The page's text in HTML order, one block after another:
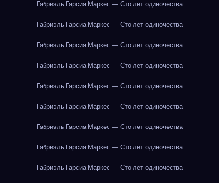
Габриэль Гарсиа Маркес — Сто лет одиночества
Габриэль Гарсиа Маркес — Сто лет одиночества
Габриэль Гарсиа Маркес — Сто лет одиночества
Габриэль Гарсиа Маркес — Сто лет одиночества
Габриэль Гарсиа Маркес — Сто лет одиночества
Габриэль Гарсиа Маркес — Сто лет одиночества
Габриэль Гарсиа Маркес — Сто лет одиночества
Габриэль Гарсиа Маркес — Сто лет одиночества
Габриэль Гарсиа Маркес — Сто лет одиночества